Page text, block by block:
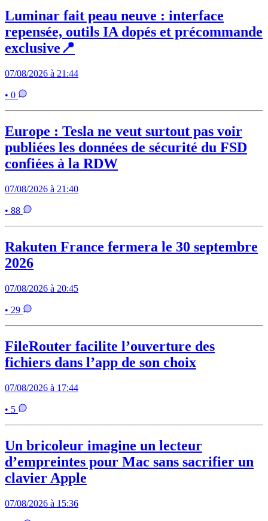
Luminar fait peau neuve : interface
repensée, outils IA dopés et précommande
exclusive📍
07/08/2026 à 21:44
• 0
Europe : Tesla ne veut surtout pas voir
publiées les données de sécurité du FSD
confiées à la RDW
07/08/2026 à 21:40
• 88
Rakuten France fermera le 30 septembre
2026
07/08/2026 à 20:45
• 29
FileRouter facilite l’ouverture des
fichiers dans l’app de son choix
07/08/2026 à 17:44
• 5
Un bricoleur imagine un lecteur
d’empreintes pour Mac sans sacrifier un
clavier Apple
07/08/2026 à 15:36